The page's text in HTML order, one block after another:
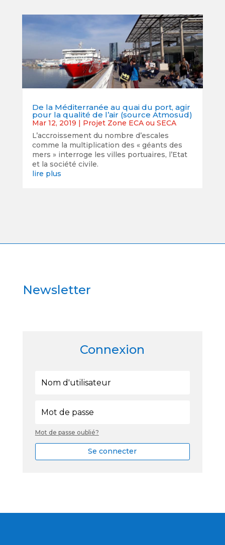
De la Méditerranée au quai du port, agir
pour la qualité de l’air (source Atmosud)
Mar 12, 2019 | Projet Zone ECA ou SECA
L’accroissement du nombre d’escales
comme la multiplication des « géants des
mers » interroge les villes portuaires, l’Etat
et la société civile.
lire plus
Newsletter
Connexion
Mot de passe oublié?
Se connecter